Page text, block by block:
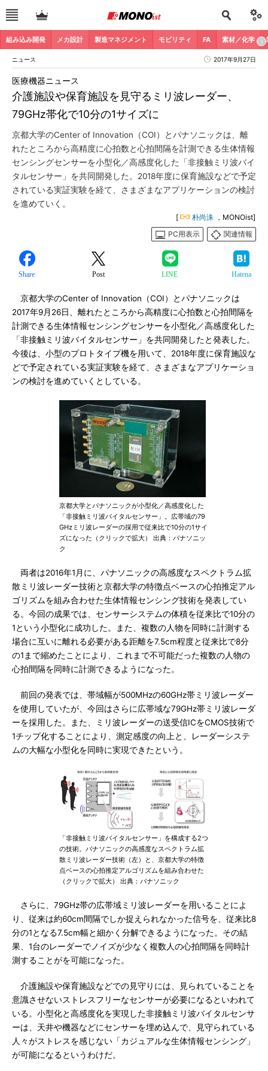
組み込み開発 メカ設計 製造マネジメント モビリティ FA 素材／化学
ニュース 2017年9月27日
介護施設や保育施設を見守るミリ波レーダー、
79GHz帯化で10分の1サイズに
医療機器ニュース
京都大学のCenter of Innovation（COI）とパナソニックは、離
れたところから高精度に心拍数と心拍間隔を計測できる生体情報
センシングセンサーを小型化／高感度化した「非接触ミリ波バイ
タルセンサー」を共同開発した。2018年度に保育施設などで予定
されている実証実験を経て、さまざまなアプリケーションの検討
を進めていく。
[ 朴尚洙 ，MONOist]
PC用表示
関連情報
Share Post LINE Hatena
京都大学のCenter of Innovation（COI）とパナソニックは
2017年9月26日、離れたところから高精度に心拍数と心拍間隔を
計測できる生体情報センシングセンサーを小型化／高感度化した
「非接触ミリ波バイタルセンサー」を共同開発したと発表した。
今後は、小型のプロトタイプ機を用いて、2018年度に保育施設な
どで予定されている実証実験を経て、さまざまなアプリケーショ
ンの検討を進めていくとしている。
京都大学とパナソニックが小型化／高感度化した
「非接触ミリ波バイタルセンサー」。広帯域の79
GHzミリ波レーダーの採用で従来比で10分の1サイ
ズになった（クリックで拡大） 出典：パナソニッ
ク
両者は2016年1月に、パナソニックの高感度なスペクトラム拡
散ミリ波レーダー技術と京都大学の特徴点ベースの心拍推定アル
ゴリズムを組み合わせた生体情報センシング技術を発表してい
る。今回の成果では、センサーシステムの体積を従来比で10分の
1という小型化に成功した。また、複数の人物を同時に計測する
場合に互いに離れる必要がある距離を7.5cm程度と従来比で8分
の1まで縮めたことにより、これまで不可能だった複数の人物の
心拍間隔を同時に計測できるようになった。
前回の発表では、帯域幅が500MHzの60GHz帯ミリ波レーダー
を使用していたが、今回はさらに広帯域な79GHz帯ミリ波レーダ
ーを採用した。また、ミリ波レーダーの送受信ICをCMOS技術で
1チップ化することにより、測定感度の向上と、レーダーシステ
ムの大幅な小型化を同時に実現できたという。
「非接触ミリ波バイタルセンサー」を構成する2つ
の技術。パナソニックの高感度なスペクトラム拡
散ミリ波レーダー技術（左）と、京都大学の特徴
点ベースの心拍推定アルゴリズムを組み合わせた
（クリックで拡大） 出典：パナソニック
さらに、79GHz帯の広帯域ミリ波レーダーを用いることによ
り、従来は約60cm間隔でしか捉えられなかった信号を、従来比8
分の1となる7.5cm幅と細かく分解できるようになった。その結
果、1台のレーダーでノイズが少なく複数人の心拍間隔を同時計
測することがを可能になった。
介護施設や保育施設などでの見守りには、見られていることを
意識させないストレスフリーなセンサーが必要になるといわれて
いる。小型化と高感度化を実現した非接触ミリ波バイタルセンサ
ーは、天井や機器などにセンサーを埋め込んで、見守られている
人々がストレスを感じない「カジュアルな生体情報センシング」
が可能になるというわけだ。